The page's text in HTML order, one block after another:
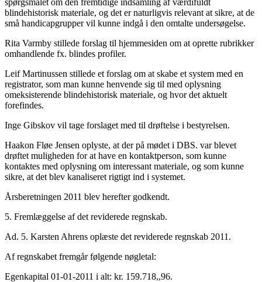
blindehistorisk materiale, og det er naturligvis relevant at sikre, at de
små handicapgrupper vil kunne indgå i den omtalte undersøgelse.
Rita Varmby stillede forslag til hjemmesiden om at oprette rubrikker
omhandlende fx. blindes profiler.
Leif Martinussen stillede et forslag om at skabe et system med en
registrator, som man kunne henvende sig til med oplysning
omeksisterende blindehistorisk materiale, og hvor det aktuelt
forefindes.
Inge Gibskov vil tage forslaget med til drøftelse i bestyrelsen.
Haakon Fløe Jensen oplyste, at der på mødet i DBS. var blevet
drøftet muligheden for at have en kontaktperson, som kunne
kontaktes med oplysning om interessant materiale, og som kunne
sikre, at det blev kanaliseret rigtigt ind i systemet.
Årsberetningen 2011 blev herefter godkendt.
5. Fremlæggelse af det reviderede regnskab.
Ad. 5. Karsten Ahrens oplæste det reviderede regnskab 2011.
Af regnskabet fremgår følgende nøgletal:
Egenkapital 01-01-2011 i alt: kr. 159.718,,96.